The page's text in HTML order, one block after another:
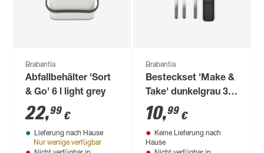
Brabantia
Abfallbehälter 'Sort
& Go' 6 l light grey
22,99 €
Lieferung nach Hause
Nur wenige verfügbar
Brabantia
Besteckset 'Make &
Take' dunkelgrau 3-
teilig
10,99 €
Keine Lieferung nach
Hause